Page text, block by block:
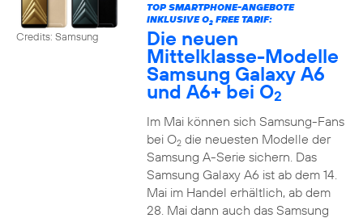
Credits: Samsung
TOP SMARTPHONE-ANGEBOTE
INKLUSIVE O2FREE TARIF:
Die neuen
Mittelklasse-Modelle
Samsung Galaxy A6
und A6+ bei O2
Im Mai können sich Samsung-Fans
bei O2die neuesten Modelle der
Samsung A-Serie sichern. Das
Samsung Galaxy A6 ist ab dem 14.
Mai im Handel erhältlich, ab dem
28. Mai dann auch das Samsung